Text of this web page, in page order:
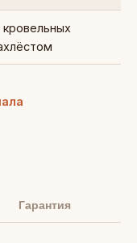
Гарантия